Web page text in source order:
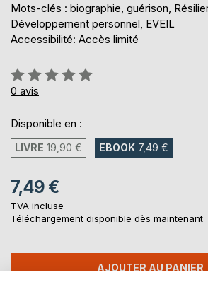
Mots-clés : biographie, guérison,
Développement personnel, EVEIL
Accessibilité: Accès limité
Évaluation:
0%
0 avis
Disponible en :
LIVRE 19,90 € EBOOK 7,49 €
7,49 €
TVA incluse
Téléchargement disponible dès maintenant
AJOUTER AU PANIER